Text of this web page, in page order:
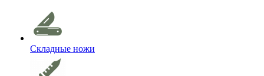
Складные ножи